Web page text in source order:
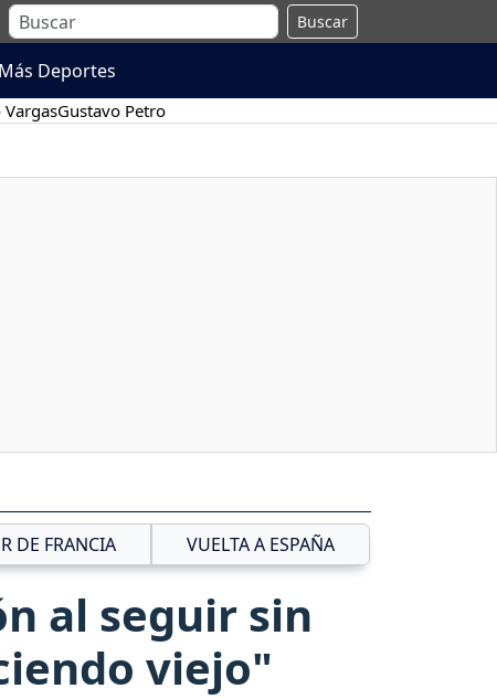
Buscar
Más Deportes
Gustavo Petro
DE FRANCIA VUELTA A ESPAÑA
al seguir sin
viejo"